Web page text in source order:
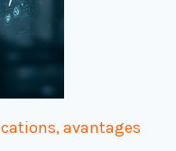
avantages